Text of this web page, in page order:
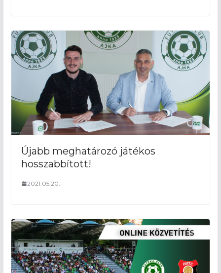
Újabb meghatározó játékos
hosszabbított!
2021.05.20.